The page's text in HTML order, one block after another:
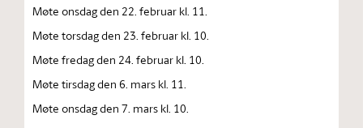
Møte onsdag den 22. februar kl. 11.
Møte torsdag den 23. februar kl. 10.
Møte fredag den 24. februar kl. 10.
Møte tirsdag den 6. mars kl. 11.
Møte onsdag den 7. mars kl. 10.